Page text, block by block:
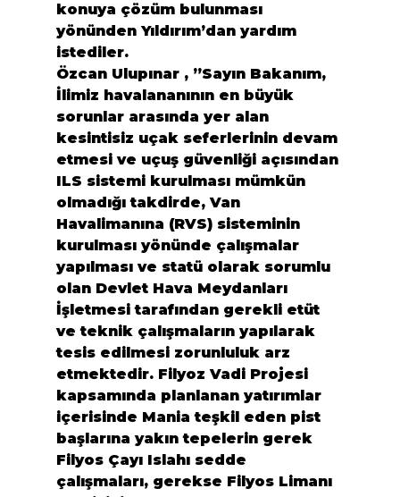
konuya çözüm bulunması
yönünden Yıldırım’dan yardım
istediler.
Özcan Ulupınar , ”Sayın Bakanım,
İlimiz havalananının en büyük
sorunlar arasında yer alan
kesintisiz uçak seferlerinin devam
etmesi ve uçuş güvenliği açısından
ILS sistemi kurulması mümkün
olmadığı takdirde, Van
Havalimanına (RVS) sisteminin
kurulması yönünde çalışmalar
yapılması ve statü olarak sorumlu
olan Devlet Hava Meydanları
İşletmesi tarafından gerekli etüt
ve teknik çalışmaların yapılarak
tesis edilmesi zorunluluk arz
etmektedir. Filyoz Vadi Projesi
kapsamında planlanan yatırımlar
içerisinde Mania teşkil eden pist
başlarına yakın tepelerin gerek
Filyos Çayı Islahı sedde
çalışmaları, gerekse Filyos Limanı